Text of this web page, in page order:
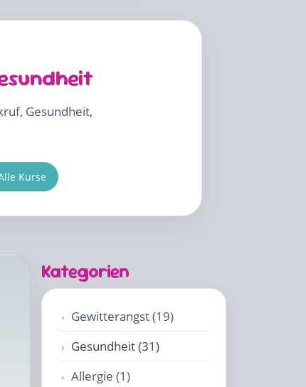
Gesundheit,
Kurse
Kategorien
Gewitterangst (19)
Gesundheit (31)
Allergie (1)